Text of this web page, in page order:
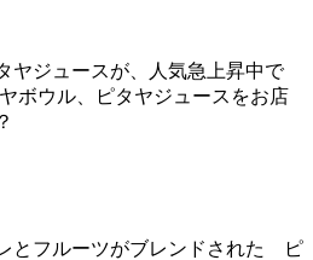
ヤジュースが、人気急上昇中で
ボウル、ピタヤジュースをお店
とフルーツがブレンドされた ピ